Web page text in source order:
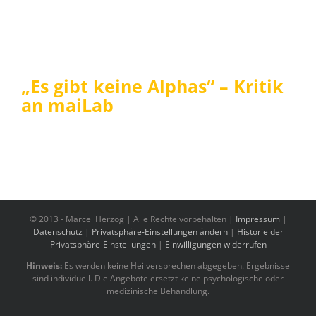
„Es gibt keine Alphas“ – Kritik
an maiLab
© 2013 - Marcel Herzog | Alle Rechte vorbehalten | Impressum |
Datenschutz | Privatsphäre-Einstellungen ändern| Historie der
Privatsphäre-Einstellungen| Einwilligungen widerrufen
Hinweis: Es werden keine Heilversprechen abgegeben. Ergebnisse
sind individuell. Die Angebote ersetzt keine psychologische oder
medizinische Behandlung.